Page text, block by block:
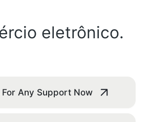
eletrônico.
Any Support Now